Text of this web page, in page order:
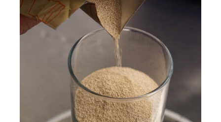
Hefe
Erst die Hefe sorgt für die alkoholische
Gärung. Was einfach klingt, verlangt
handwerkliches Können und große
Erfahrung unserer Braumeister. Als
Spezialisten wählen sie für unsere
Stuttgarter Hofbräu Biere die jeweils
perfekte Hefekultur aus eigener
Reinzucht aus.